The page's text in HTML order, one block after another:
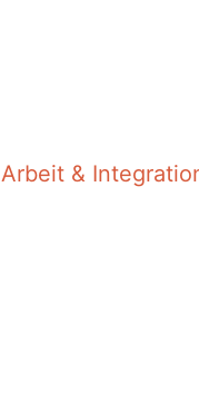
Arbeit &